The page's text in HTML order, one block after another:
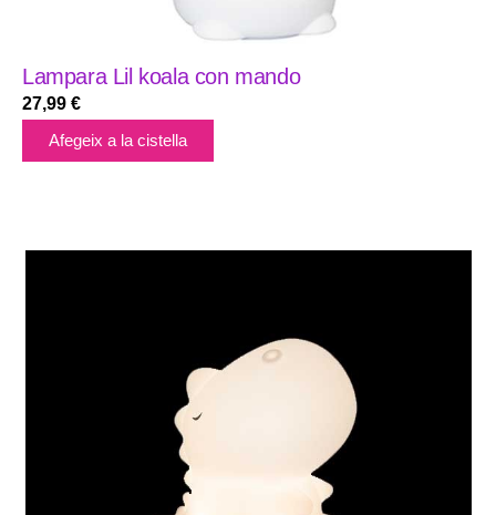
Lampara Lil koala con mando
27,99 €
Afegeix a la cistella